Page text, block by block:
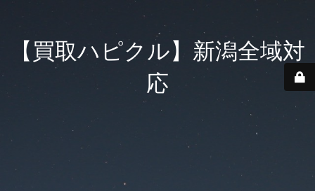
【買取ハピクル】新潟全域対
応